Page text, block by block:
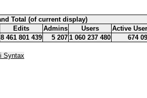
Total (of current display)
Edits Admins Users
Active
8 461 801 439 5 207 1 060 237 480 674
Syntax